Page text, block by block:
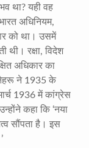
था? यही वह
अधिनियम,
को था। उसमें
थी। रक्षा, विदेश
अधिकार का
ने 1935 के
1936 में कांग्रेस
कहा कि ‘नया
सौंपता है। इस